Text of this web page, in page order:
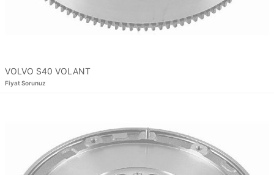
VOLVO S40 VOLANT
Fiyat Sorunuz